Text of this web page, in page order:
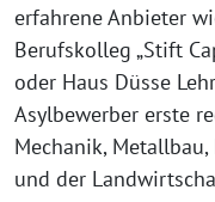
erfahrene Anbieter
Berufskolleg „Stift
oder Haus Düsse
Asylbewerber erste
Mechanik,
und der